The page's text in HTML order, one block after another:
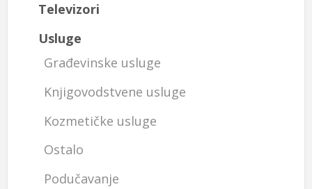
Televizori
Usluge
Građevinske usluge
Knjigovodstvene usluge
Kozmetičke usluge
Ostalo
Podučavanje